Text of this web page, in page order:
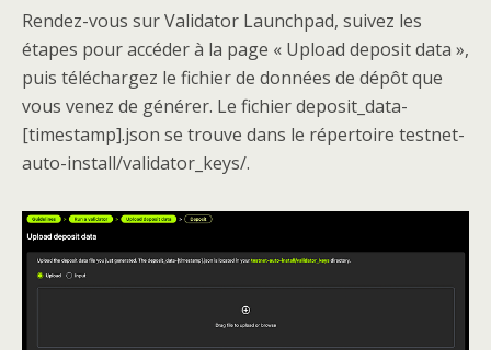
Rendez-vous sur Validator Launchpad, suivez les
étapes pour accéder à la page « Upload deposit data »,
puis téléchargez le fichier de données de dépôt que
vous venez de générer. Le fichier deposit_data-
[timestamp].json se trouve dans le répertoire testnet-
auto-install/validator_keys/.